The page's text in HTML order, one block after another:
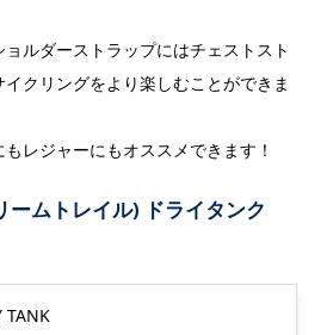
ルダーストラップにはチェストスト
クリングをより楽しむことができま
レジャーにもオススメできます！
ムトレイル) ドライタンク
TANK